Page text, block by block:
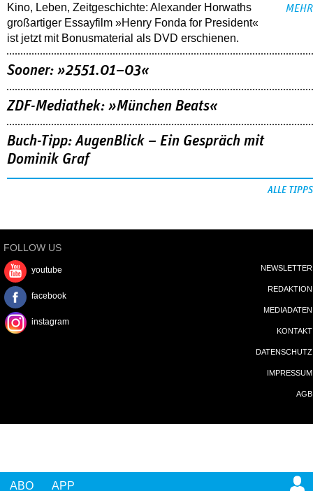
ABO APP
Kino, Leben, Zeitgeschichte: Alexander Horwaths
großartiger Essayfilm »Henry Fonda for President«
ist jetzt mit Bonusmaterial als DVD erschienen.
MEHR
Sooner: »2551.01–03«
ZDF-Mediathek: »München Beats«
Buch-Tipp: AugenBlick – Ein Gespräch mit
Dominik Graf
ALLE TIPPS
FOLLOW US
youtube
facebook
instagram
NEWSLETTER
REDAKTION
MEDIADATEN
KONTAKT
DATENSCHUTZ
IMPRESSUM
AGB